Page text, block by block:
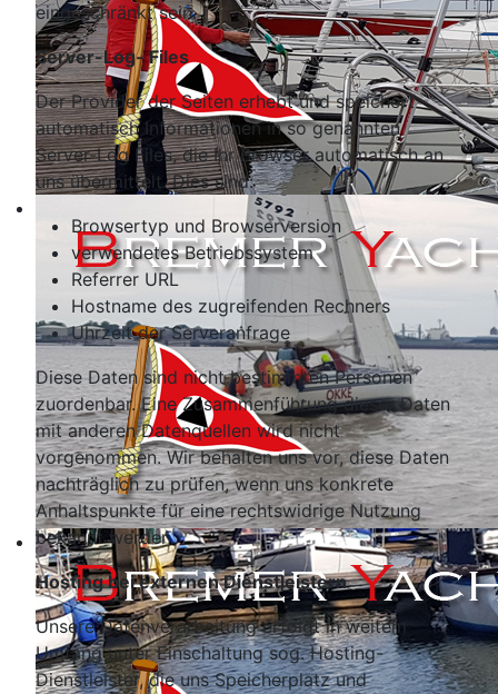
eingeschränkt sein.
Server-Log- Files
Der Provider der Seiten erhebt und speichert
automatisch Informationen in so genannten
Server-Log Files, die Ihr Browser automatisch an
uns übermittelt. Dies sind:
Browsertyp und Browserversion
verwendetes Betriebssystem
Referrer URL
Hostname des zugreifenden Rechners
Uhrzeit der Serveranfrage
Diese Daten sind nicht bestimmten Personen
zuordenbar. Eine Zusammenführung dieser Daten
mit anderen Datenquellen wird nicht
vorgenommen. Wir behalten uns vor, diese Daten
nachträglich zu prüfen, wenn uns konkrete
Anhaltspunkte für eine rechtswidrige Nutzung
bekannt werden.
Hosting bei externen Dienstleistern
Unsere Datenverarbeitung erfolgt in weitem
Umfang unter Einschaltung sog. Hosting-
Dienstleister, die uns Speicherplatz und